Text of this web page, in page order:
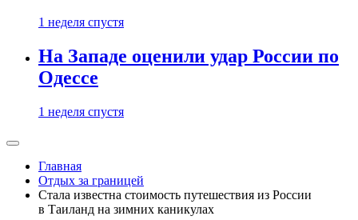
1 неделя спустя
На Западе оценили удар России по
Одессе
1 неделя спустя
Главная
Отдых за границей
Стала известна стоимость путешествия из России
в Таиланд на зимних каникулах